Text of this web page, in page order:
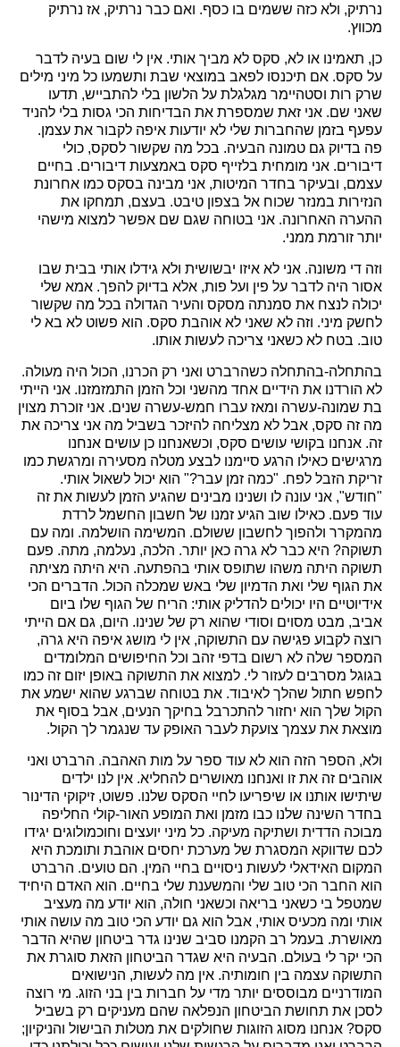
נרתיק, ולא כזה ששמים בו כסף. ואם כבר נרתיק, אז נרתיק
מכווץ.
כן, תאמינו או לא, סקס לא מביך אותי. אין לי שום בעיה לדבר
על סקס. אם תיכנסו לפאב במוצאי שבת ותשמעו כל מיני מילים
שרק רות וסטהיימר מגלגלת על הלשון בלי להתבייש, תדעו
שאני שם. אני זאת שמספרת את הבדיחות הכי גסות בלי להניד
עפעף בזמן שהחברות שלי לא יודעות איפה לקבור את עצמן.
פה בדיוק גם טמונה הבעיה. בכל מה שקשור לסקס, כולי
דיבורים. אני מומחית בלזייף סקס באמצעות דיבורים. בחיים
עצמם, ובעיקר בחדר המיטות, אני מבינה בסקס כמו אחרונת
הנזירות במנזר שכוח אל בצפון טיבט. בעצם, תמחקו את
ההערה האחרונה. אני בטוחה שגם שם אפשר למצוא מישהי
יותר זורמת ממני.
וזה די משונה. אני לא איזו יבשושית ולא גידלו אותי בבית שבו
אסור היה לדבר על פין ועל פות, אלא בדיוק להפך. אמא שלי
יכולה לנצח את סמנתה מסקס והעיר הגדולה בכל מה שקשור
לחשק מיני. וזה לא שאני לא אוהבת סקס. הוא פשוט לא בא לי
טוב. בטח לא כשאני צריכה לעשות אותו.
בהתחלה-בהתחלה כשהרברט ואני רק הכרנו, הכול היה מעולה.
לא הורדנו את הידיים אחד מהשני וכל הזמן התמזמזנו. אני הייתי
בת שמונה-עשרה ומאז עברו חמש-עשרה שנים. אני זוכרת מצוין
מה זה סקס, אבל לא מצליחה להיזכר בשביל מה אני צריכה את
זה. אנחנו בקושי עושים סקס, וכשאנחנו כן עושים אנחנו
מרגישים כאילו הרגע סיימנו לבצע מטלה מסעירה ומרגשת כמו
זריקת הזבל לפח. "כמה זמן עבר?" הוא יכול לשאול אותי.
"חודש", אני עונה לו ושנינו מבינים שהגיע הזמן לעשות את זה
עוד פעם. כאילו שוב הגיע זמנו של חשבון החשמל לרדת
מהמקרר ולהפוך לחשבון ששולם. המשימה הושלמה. ומה עם
תשוקה? היא כבר לא גרה כאן יותר. הלכה, נעלמה, מתה. פעם
תשוקה היתה משהו שתופס אותי בהפתעה. היא היתה מציתה
את הגוף שלי ואת הדמיון שלי באש שמכלה הכול. הדברים הכי
אידיוטיים היו יכולים להדליק אותי: הריח של הגוף שלו ביום
אביב, מבט מסוים וסודי שהוא רק של שנינו. היום, גם אם הייתי
רוצה לקבוע פגישה עם התשוקה, אין לי מושג איפה היא גרה,
המספר שלה לא רשום בדפי זהב וכל החיפושים המלומדים
בגוגל מסרבים לעזור לי. למצוא את התשוקה באופן יזום זה כמו
לחפש חתול שהלך לאיבוד. את בטוחה שברגע שהוא ישמע את
הקול שלך הוא יחזור להתכרבל בחיקך הנעים, אבל בסוף את
מוצאת את עצמך צועקת לעבר האופק עד שנגמר לך הקול.
ולא, הספר הזה הוא לא עוד ספר על מות האהבה. הרברט ואני
אוהבים זה את זו ואנחנו מאושרים להחליא. אין לנו ילדים
שיתישו אותנו או שיפריעו לחיי הסקס שלנו. פשוט, זיקוקי הדינור
בחדר השינה שלנו כבו מזמן ואת המופע האור-קולי החליפה
מבוכה הדדית ושתיקה מעיקה. כל מיני יועצים וחוכמולוגים יגידו
לכם שדווקא המסגרת של מערכת יחסים אוהבת ותומכת היא
המקום האידאלי לעשות ניסויים בחיי המין. הם טועים. הרברט
הוא החבר הכי טוב שלי והמשענת שלי בחיים. הוא האדם היחיד
שמטפל בי כשאני בריאה וכשאני חולה, הוא יודע מה מעציב
אותי ומה מכעיס אותי, אבל הוא גם יודע הכי טוב מה עושה אותי
מאושרת. בעמל רב הקמנו סביב שנינו גדר ביטחון שהיא הדבר
הכי יקר לי בעולם. הבעיה היא שגדר הביטחון הזאת סוגרת את
התשוקה עצמה בין חומותיה. אין מה לעשות, הנישואים
המודרניים מבוססים יותר מדי על חברות בין בני הזוג. מי רוצה
לסכן את תחושת הביטחון הנפלאה שהם מעניקים רק בשביל
סקס? אנחנו מסוג הזוגות שחולקים את מטלות הבישול והניקיון;